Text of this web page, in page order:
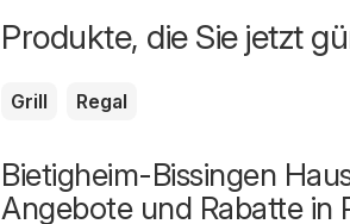
Produkte, die Sie jetzt
Grill Regal
Bietigheim-Bissingen
Angebote und Rabatte in